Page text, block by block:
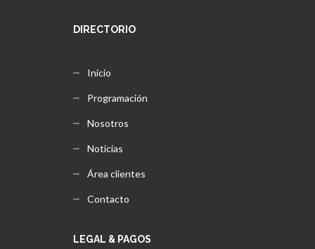
DIRECTORIO
Inicio
Programación
Nosotros
Noticias
Área clientes
Contacto
LEGAL & PAGOS